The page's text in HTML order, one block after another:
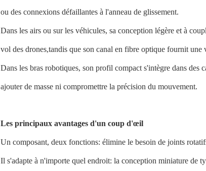
ou des connexions défaillantes à l'anneau de glissement.
Dans les airs ou sur les véhicules, sa conception légère et à
vol des drones,tandis que son canal en fibre optique fournit
Dans les bras robotiques, son profil compact s'intègre dans des
ajouter de masse ni compromettre la précision du mouvement.
Les principaux avantages d'un coup d'œil
Un composant, deux fonctions: élimine le besoin de joints
Il s'adapte à n'importe quel endroit: la conception miniature de